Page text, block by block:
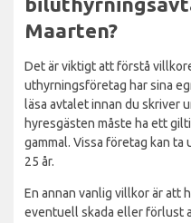
Maarten?
Det är viktigt att förstå
uthyrningsföretag har sina
läsa avtalet innan du skriver
hyresgästen måste ha ett
gammal. Vissa företag kan
25 år.
En annan vanlig villkor är att
eventuell skada eller förlust